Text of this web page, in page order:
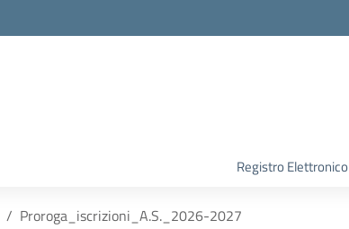
Registro Elettronico
Proroga_iscrizioni_A.S._2026-2027